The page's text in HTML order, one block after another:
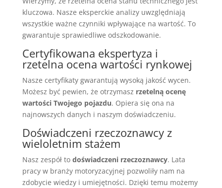
kluczowa. Nasze eksperckie analizy uwzględniają
wszystkie ważne czynniki wpływające na wartość. To
gwarantuje sprawiedliwe odszkodowanie.
Certyfikowana ekspertyza i
rzetelna ocena wartości rynkowej
Nasze certyfikaty gwarantują wysoką jakość wycen.
Możesz być pewien, że otrzymasz rzetelną ocenę
wartości Twojego pojazdu. Opiera się ona na
najnowszych danych i naszym doświadczeniu.
Doświadczeni rzeczoznawcy z
wieloletnim stażem
Nasz zespół to doświadczeni rzeczoznawcy. Lata
pracy w branży motoryzacyjnej pozwoliły nam na
zdobycie wiedzy i umiejętności. Dzięki temu możemy